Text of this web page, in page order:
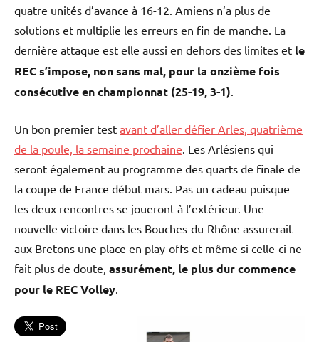
quatre unités d’avance à 16-12. Amiens n’a plus de
solutions et multiplie les erreurs en fin de manche. La
dernière attaque est elle aussi en dehors des limites et le
REC s’impose, non sans mal, pour la onzième fois
consécutive en championnat (25-19, 3-1).
Un bon premier test avant d’aller défier Arles, quatrième
de la poule, la semaine prochaine. Les Arlésiens qui
seront également au programme des quarts de finale de
la coupe de France début mars. Pas un cadeau puisque
les deux rencontres se joueront à l’extérieur. Une
nouvelle victoire dans les Bouches-du-Rhône assurerait
aux Bretons une place en play-offs et même si celle-ci ne
fait plus de doute, assurément, le plus dur commence
pour le REC Volley.